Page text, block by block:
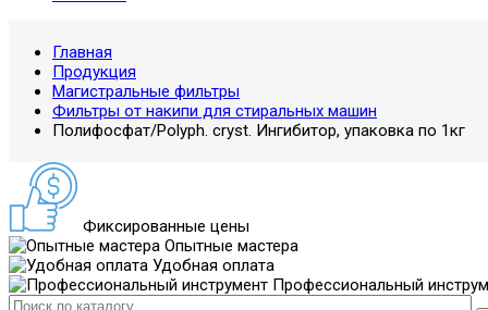
Главная
Продукция
Магистральные фильтры
Фильтры от накипи для стиральных машин
Полифосфат/Polyph. cryst. Ингибитор, упаковка по 1кг
Фиксированные цены
Опытные мастера
Удобная оплата
Профессиональный